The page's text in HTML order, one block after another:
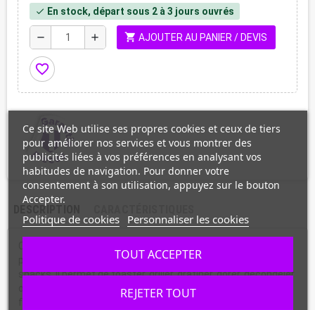
check En stock, départ sous 2 à 3 jours ouvrés
remove add shopping_cart AJOUTER AU PANIER / DEVIS
favorite_border
DESCRIPTION
professionnels de la restauration, aux boulangeries ou
snacks. Il permet de toaster, griller, gratiner, dorer, décongeler
ou réchauffer rapidement tous vos types de plats sans
fumée ni odeur. Il est idéal notamment pour la préparation de
Ce site Web utilise ses propres cookies et ceux de tiers
pour améliorer nos services et vous montrer des
publicités liées à vos préférences en analysant vos
habitudes de navigation. Pour donner votre
consentement à son utilisation, appuyez sur le bouton
Accepter.
Politique de cookies Personnaliser les cookies
REJETER TOUT
TOUT ACCEPTER